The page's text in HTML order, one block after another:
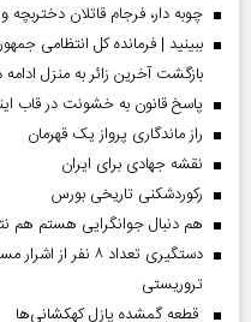
چوبه دار، فرجام قاتلان دختربچه
ببینید | فرمانده کل انتظامی
بازگشت آخرین زائر به منزل ادامه
پاسخ قانون به خشونت در قاب
راز ماندگاری پرواز یک قهرمان
نقشه جهادی برای ایران
رکوردشکنی تاریخی بورس
هم دنبال جوانگرایی هستم هم
دستگیری تعداد ۸
تروریستی
قطعه گمشده پازل کهکشانی‌ها